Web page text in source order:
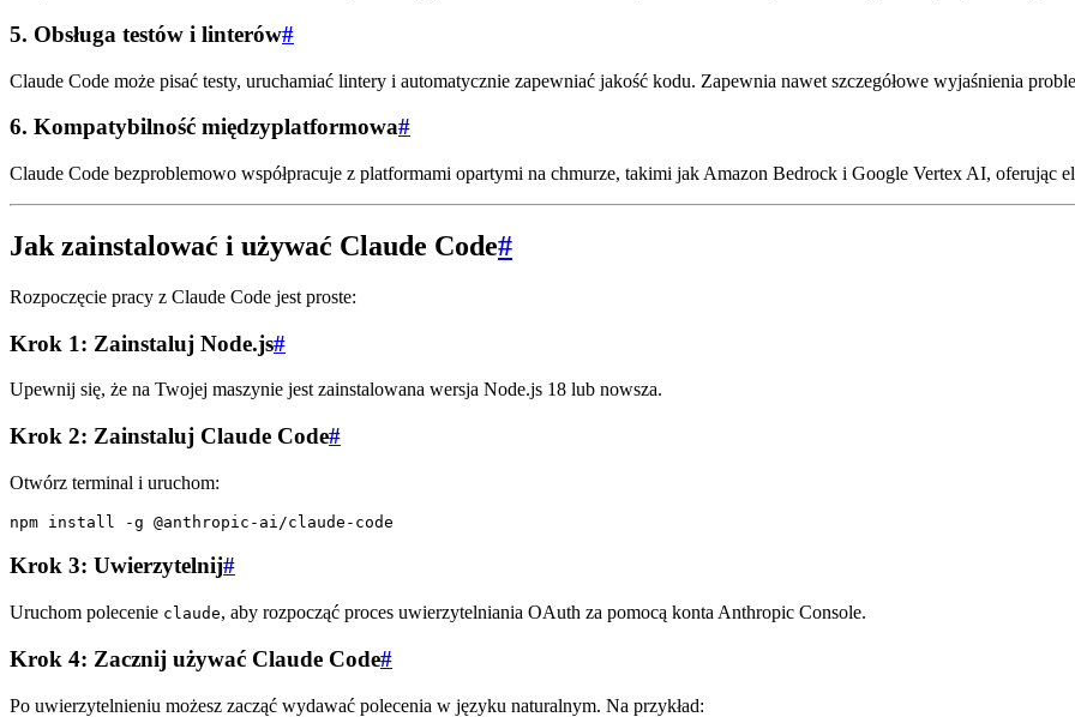
5. Obsługa testów i linterów#
Claude Code może pisać testy, uruchamiać lintery i automatycznie zapewniać jakość kodu. Zapewnia nawet szczegółowe wyjaśnienia
6. Kompatybilność międzyplatformowa#
Claude Code bezproblemowo współpracuje z platformami opartymi na chmurze, takimi jak Amazon Bedrock i Google Vertex AI, oferując
Jak zainstalować i używać Claude Code#
Rozpoczęcie pracy z Claude Code jest proste:
Krok 1: Zainstaluj Node.js#
Upewnij się, że na Twojej maszynie jest zainstalowana wersja Node.js 18 lub nowsza.
Krok 2: Zainstaluj Claude Code#
Otwórz terminal i uruchom:
Krok 3: Uwierzytelnij#
Uruchom polecenie claude, aby rozpocząć proces uwierzytelniania OAuth za pomocą konta Anthropic Console.
Krok 4: Zacznij używać Claude Code#
Po uwierzytelnieniu możesz zacząć wydawać polecenia w języku naturalnym. Na przykład: